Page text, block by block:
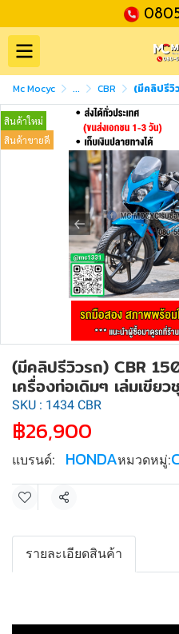
Mc Mocyc ... CBR (มีคลิปรีวิวรถ) CBR
สินค้าใหม่
สินค้าขายดี
(มีคลิปรีวิวรถ) CBR
เครื่องท่อเดิมๆ เล่มเขีย
SKU : 1434 CBR
฿26,900
แบรนด์: HONDAหมวดหมู่:
แชร์
รายละเอียดสินค้า